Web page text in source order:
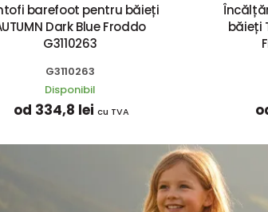
barefoot pentru băieți
Dark Blue Froddo
G3110263
G3110263
Disponibil
od 334,8 lei cu TVA
băieți